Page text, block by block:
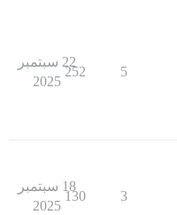
5
252
22 سبتمبر
2025
3
130
18 سبتمبر
2025